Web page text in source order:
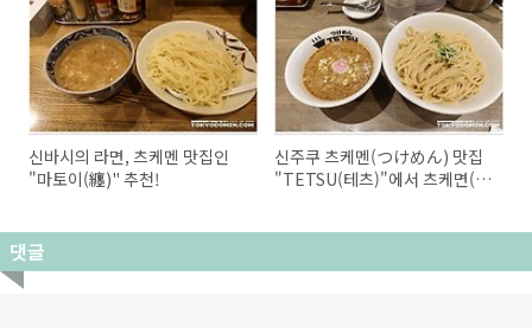
어요.
신바시의 라면, 츠케멘 맛집인
"마토이(纏)" 추천!
신주쿠 츠케멘(つけめん) 맛집
"TETSU(테츠)"에서 츠케면(つ
댓글